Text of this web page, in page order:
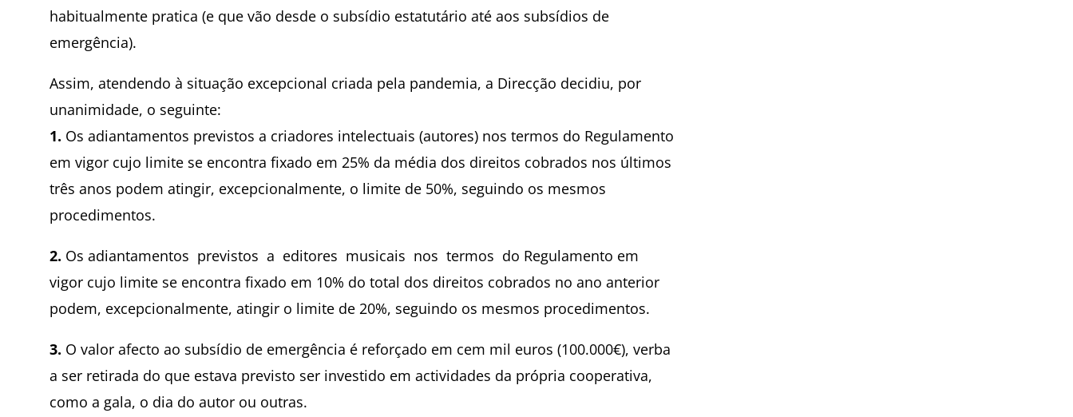
habitualmente pratica (e que vão desde o subsídio estatutário até aos subsídios de
emergência).
Assim, atendendo à situação excepcional criada pela pandemia, a Direcção decidiu, por
unanimidade, o seguinte:
1. Os adiantamentos previstos a criadores intelectuais (autores) nos termos do Regulamento
em vigor cujo limite se encontra fixado em 25% da média dos direitos cobrados nos últimos
três anos podem atingir, excepcionalmente, o limite de 50%, seguindo os mesmos
procedimentos.
2. Os adiantamentos previstos a editores musicais nos termos do Regulamento em
vigor cujo limite se encontra fixado em 10% do total dos direitos cobrados no ano anterior
podem, excepcionalmente, atingir o limite de 20%, seguindo os mesmos procedimentos.
3. O valor afecto ao subsídio de emergência é reforçado em cem mil euros (100.000€), verba
a ser retirada do que estava previsto ser investido em actividades da própria cooperativa,
como a gala, o dia do autor ou outras.